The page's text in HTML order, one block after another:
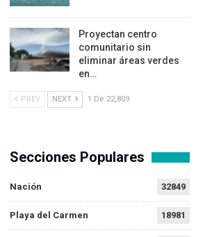
Proyectan centro
comunitario sin
eliminar áreas verdes
en…
PREV NEXT 1 De 22,809
Secciones Populares
Nación 32849
Playa del Carmen 18981